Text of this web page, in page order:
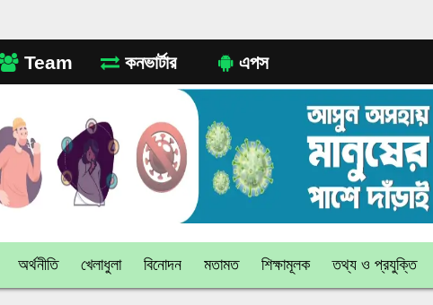
Team কনভার্টার এপস
অর্থনীতি খেলাধুলা বিনোদন মতামত শিক্ষামূলক তথ্য ও প্রযুক্তি